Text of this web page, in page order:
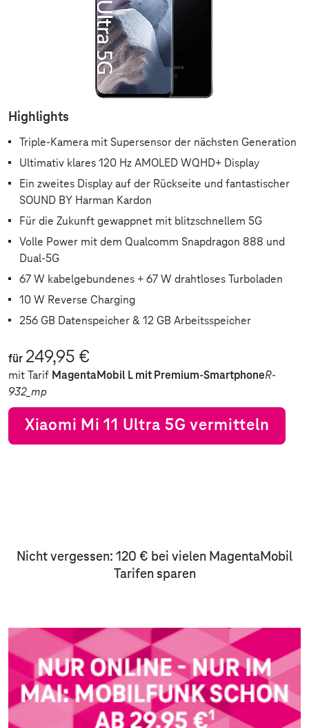
Highlights
Triple-Kamera mit Supersensor der nächsten Generation
Ultimativ klares 120 Hz AMOLED WQHD+ Display
Ein zweites Display auf der Rückseite und fantastischer
SOUND BY Harman Kardon
Für die Zukunft gewappnet mit blitzschnellem 5G
Volle Power mit dem Qualcomm Snapdragon 888 und
Dual-5G
67 W kabelgebundenes + 67 W drahtloses Turboladen
10 W Reverse Charging
256 GB Datenspeicher & 12 GB Arbeitsspeicher
für 249,95 €
mit Tarif MagentaMobil L mit Premium-SmartphoneR-
932_mp
Xiaomi Mi 11 Ultra 5G vermitteln
Nicht vergessen: 120 € bei vielen MagentaMobil
Tarifen sparen